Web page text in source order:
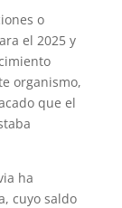
o
el 2025 y
organismo,
que el
ha
cuyo saldo